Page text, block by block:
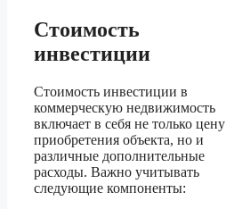
Стоимость
инвестиции
Стоимость инвестиции в
коммерческую недвижимость
включает в себя не только цену
приобретения объекта, но и
различные дополнительные
расходы. Важно учитывать
следующие компоненты: